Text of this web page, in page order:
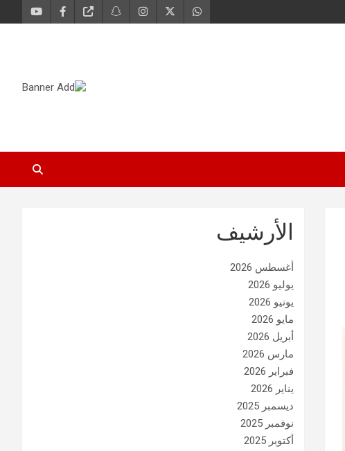
الأرشيف
أغسطس 2026
يوليو 2026
يونيو 2026
مايو 2026
أبريل 2026
مارس 2026
فبراير 2026
يناير 2026
ديسمبر 2025
نوفمبر 2025
أكتوبر 2025